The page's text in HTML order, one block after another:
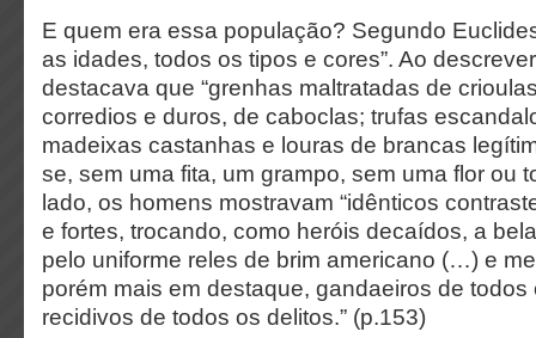
E quem era essa população? Segundo
as idades, todos os tipos e cores”. Ao
destacava que “grenhas maltratadas de
corredios e duros, de caboclas; trufas
madeixas castanhas e louras de brancas
se, sem uma fita, um grampo, sem uma flor ou
lado, os homens mostravam “idênticos
e fortes, trocando, como heróis decaídos, a
pelo uniforme reles de brim americano (…) e
porém mais em destaque, gandaeiros de todos
recidivos de todos os delitos.” (p.153)